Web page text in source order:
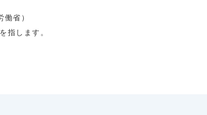
省）
指します。